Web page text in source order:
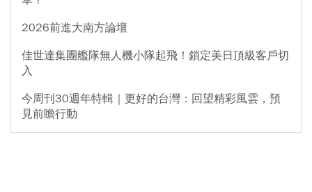
2026前進大南方論壇
佳世達集團艦隊無人機小隊起飛！鎖定美日頂級客戶切
入
今周刊30週年特輯｜更好的台灣：回望精彩風雲，預
見前瞻行動